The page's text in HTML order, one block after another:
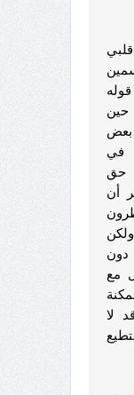
قوله
حين
بعض
في
حق
أن
دون
مع
لا